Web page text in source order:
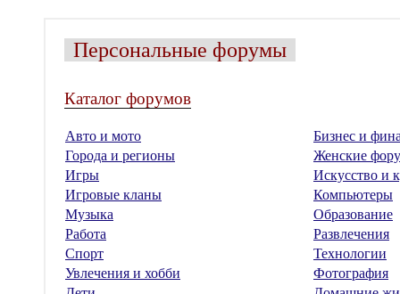
Персональные форумы
Каталог форумов
Авто и мото
Бизнес и
Города и регионы
Женские
Игры
Искусство и
Игровые кланы
Компьютеры
Музыка
Образование
Работа
Развлечения
Спорт
Технологии
Увлечения и хобби
Фотография